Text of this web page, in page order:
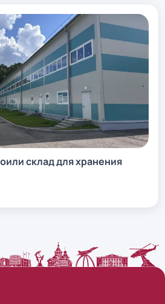
склад для хранения